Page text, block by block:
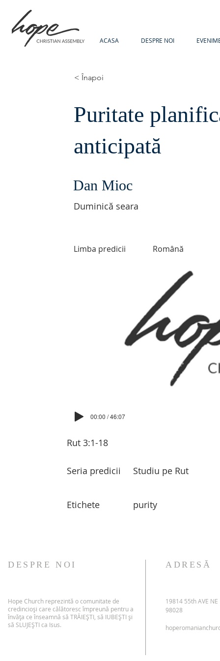
ACASA DESPRE NOI
< Înapoi
Puritate
anticipată
Dan Mioc
Duminică seara
Limba predicii Română
00:00 / 46:07
Rut 3:1-18
Studiu pe Rut
Seria predicii
Etichete purity
DESPRE NOI
Hope Church reprezintă o comunitate de
credincioși care călătoresc împreună pentru a
învăța ce înseamnă să TRĂIEȘTI, să IUBEȘTI și
să SLUJEȘTI ca Isus.
ADRESĂ
19814 55th AVE
98028